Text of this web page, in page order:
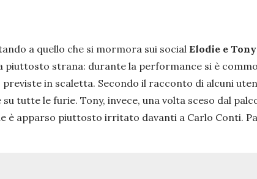
a quello che si mormora sui social Elodie e
strana: durante la performance si è
in scaletta. Secondo il racconto di alcuni
tutte le furie. Tony, invece, una volta sceso dal
è apparso piuttosto irritato davanti a Carlo Conti.